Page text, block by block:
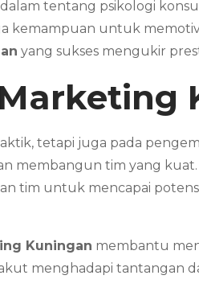
tentang psikologi
untuk
yang sukses mengukir
tetapi juga pada
membangun tim yang
tim untuk mencapai
Kuningan membantu
menghadapi tantangan